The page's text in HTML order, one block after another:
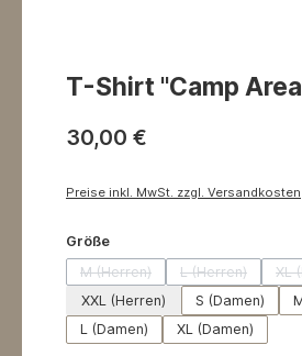
T-Shirt "Camp
30,00 €
Preise inkl. MwSt. zzgl. Versandkosten
Größeauswählen
M (Herren)
(Diese Option ist zurzeit nicht
L (Herren)
(Diese Option
XL
XXL (Herren) S (Damen)
L (Damen)
XL (Damen)